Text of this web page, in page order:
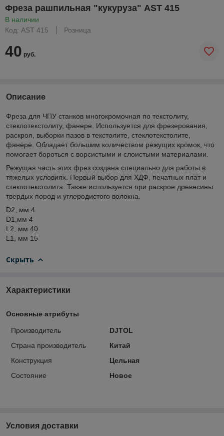
Фреза рашпильная "кукуруза" AST 415
В наличии
Код: AST 415
Розница
40 руб.
Описание
Фреза для ЧПУ станков многокромочная по текстолиту,
стеклотекстолиту, фанере. Используется для фрезерования,
раскроя, выборки пазов в текстолите, стеклотекстолите,
фанере. Обладает большим количеством режущих кромок, что
помогает бороться с ворсистыми и слоистыми материалами.
Режущая часть этих фрез создана специально для работы в
тяжелых условиях. Первый выбор для ХДФ, печатных плат и
стеклотекстолита. Также используется при раскрое древесины
твердых пород и углеродистого волокна.
D2, мм 4
D1,мм 4
L2, мм 40
L1, мм 15
Скрыть
Характеристики
Основные атрибуты
Производитель
DJTOL
Страна производитель
Китай
Конструкция
Цельная
Состояние
Новое
Условия доставки